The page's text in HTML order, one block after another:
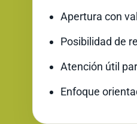
Apertura con
Posibilidad de
Atención útil
Enfoque